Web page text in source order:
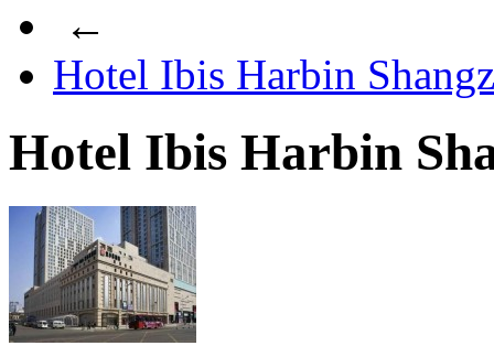
←
Hotel Ibis Harbin
Hotel Ibis Harbin